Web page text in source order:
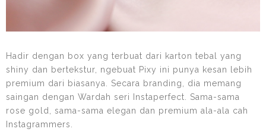
Hadir dengan box yang terbuat dari karton tebal yang
shiny dan bertekstur, ngebuat Pixy ini punya kesan lebih
premium dari biasanya. Secara branding, dia memang
saingan dengan Wardah seri Instaperfect. Sama-sama
rose gold, sama-sama elegan dan premium ala-ala cah
Instagrammers.